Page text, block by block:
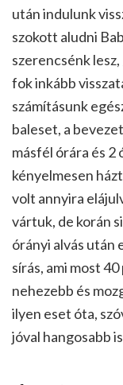
után indulunk
szokott aludni
szerencsénk
fok inkább
számításunk
baleset, a
másfél órára és
kényelmesen
volt annyira
vártuk, de korán
órányi alvás után
sírás, ami most
nehezebb és
ilyen eset óta,
jóval hangosabb